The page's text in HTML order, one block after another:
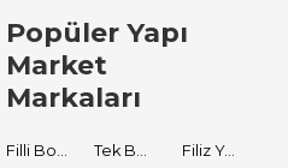
Popüler Yapı
Market
Markaları
Filli Boya Tek Boya
Filiz Yapı Market